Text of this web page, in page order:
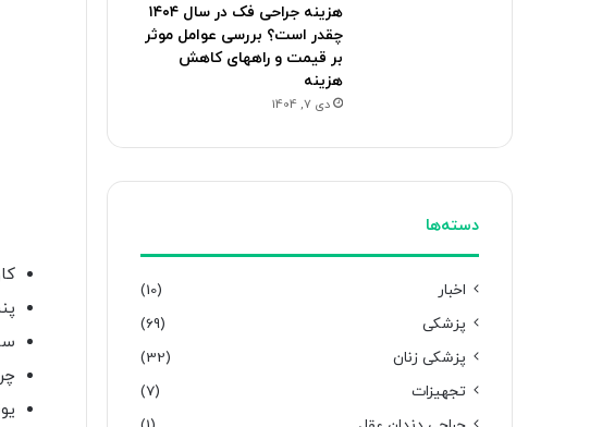
هزینه جراحی فک در سال ۱۴۰۴
چقدر است؟ بررسی عوامل موثر
بر قیمت و راههای کاهش
هزینه
دی 7, 1404
دسته‌ها
اخبار
(10)
پزشکی
(69)
پزشکی زنان
(32)
تجهیزات
(7)